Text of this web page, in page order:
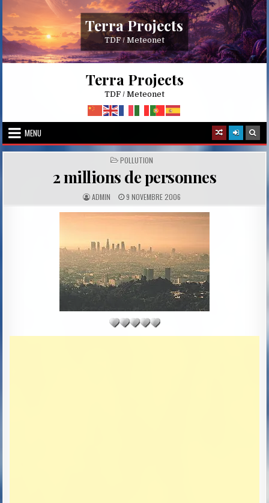
content
Terra Projects
TDF / Meteonet
Terra Projects
TDF / Meteonet
MENU
POSTED
IN
POLLUTION
2 millions de personnes
A
U
T
ADMIN P
U
B
L
H
E
D
D
A
T
E
:
9 NOVEMBRE 2006